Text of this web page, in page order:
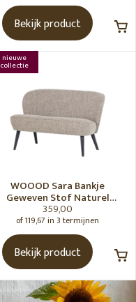
Bekijk product
nieuwe
collectie
WOOOD Sara Bankje
Geweven Stof Naturel
Melange [Fsc]
359,00
of 119,67 in 3 termijnen
Bekijk product